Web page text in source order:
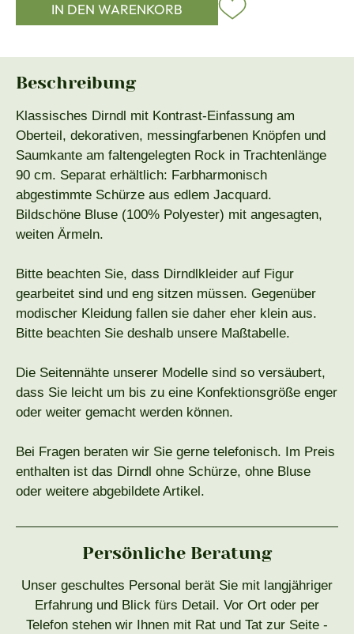
IN DEN WARENKORB
Beschreibung
Klassisches Dirndl mit Kontrast-Einfassung am
Oberteil, dekorativen, messingfarbenen Knöpfen und
Saumkante am faltengelegten Rock in Trachtenlänge
90 cm. Separat erhältlich: Farbharmonisch
abgestimmte Schürze aus edlem Jacquard.
Bildschöne Bluse (100% Polyester) mit angesagten,
weiten Ärmeln.
Bitte beachten Sie, dass Dirndlkleider auf Figur
gearbeitet sind und eng sitzen müssen. Gegenüber
modischer Kleidung fallen sie daher eher klein aus.
Bitte beachten Sie deshalb unsere Maßtabelle.
Die Seitennähte unserer Modelle sind so versäubert,
dass Sie leicht um bis zu eine Konfektionsgröße enger
oder weiter gemacht werden können.
Bei Fragen beraten wir Sie gerne telefonisch. Im Preis
enthalten ist das Dirndl ohne Schürze, ohne Bluse
oder weitere abgebildete Artikel.
Persönliche Beratung
Unser geschultes Personal berät Sie mit langjähriger
Erfahrung und Blick fürs Detail. Vor Ort oder per
Telefon stehen wir Ihnen mit Rat und Tat zur Seite -